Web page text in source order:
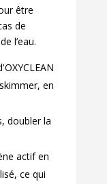
être
de
l’eau.
en
doubler la
actif en
ce qui